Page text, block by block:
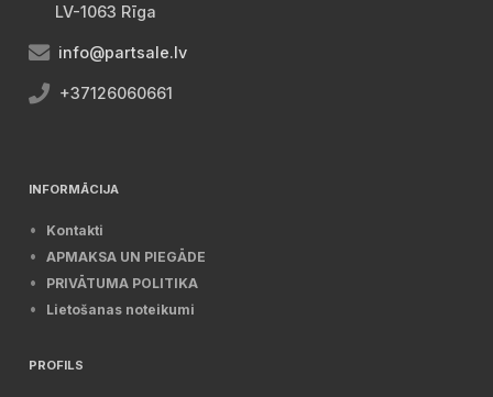
LV-1063 Rīga
info@partsale.lv
+37126060661
INFORMĀCIJA
Kontakti
APMAKSA UN PIEGĀDE
PRIVĀTUMA POLITIKA
Lietošanas noteikumi
PROFILS